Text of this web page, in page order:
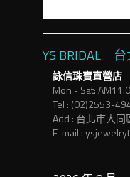
YS BRIDAL 台
詠信珠寶直營店
Mon - Sat:
Tel : (02)2553-
Add : 台北市大
E-mail :